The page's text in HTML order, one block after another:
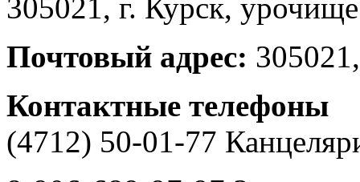
305021, г. Курск,
Почтовый адрес:
Контактные телефоны
(4712) 50-01-77